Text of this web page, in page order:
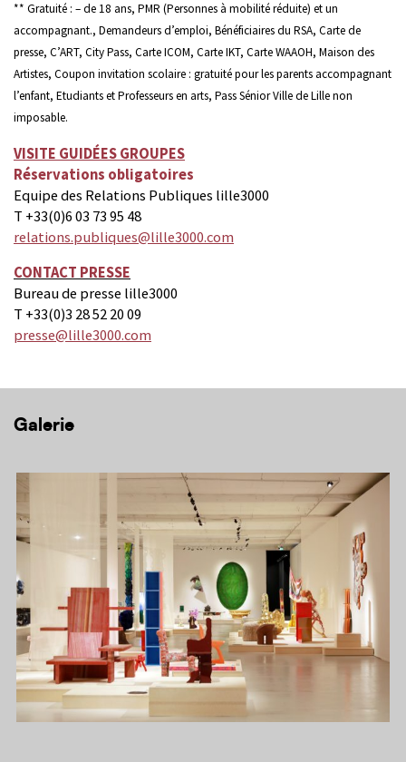
** Gratuité : – de 18 ans, PMR (Personnes à mobilité réduite) et un
accompagnant., Demandeurs d’emploi, Bénéficiaires du RSA, Carte de
presse, C’ART, City Pass, Carte ICOM, Carte IKT, Carte WAAOH, Maison des
Artistes, Coupon invitation scolaire : gratuité pour les parents accompagnant
l’enfant, Etudiants et Professeurs en arts, Pass Sénior Ville de Lille non
imposable.
VISITE GUIDÉES GROUPES
Réservations obligatoires
Equipe des Relations Publiques lille3000
T +33(0)6 03 73 95 48
relations.publiques@lille3000.com
CONTACT PRESSE
Bureau de presse lille3000
T +33(0)3 28 52 20 09
presse@lille3000.com
Galerie